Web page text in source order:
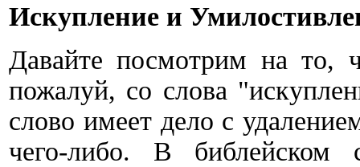
Искупление и
Давайте посмотрим на то,
пожалуй, со слова
слово имеет дело с
чего-либо. В